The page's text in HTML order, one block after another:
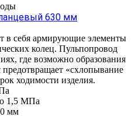
630 мм
в себя армирующие элементы
колец. Пульпопровод
где возможно образования
«схлопывание
ходимости изделия.
1,5 МПа
мм